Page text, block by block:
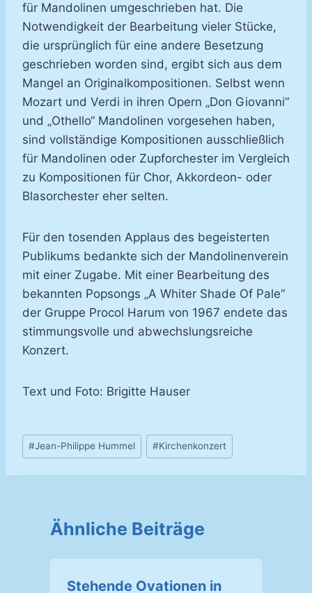
für Mandolinen umgeschrieben hat. Die
Notwendigkeit der Bearbeitung vieler Stücke,
die ursprünglich für eine andere Besetzung
geschrieben worden sind, ergibt sich aus dem
Mangel an Originalkompositionen. Selbst wenn
Mozart und Verdi in ihren Opern „Don Giovanni“
und „Othello“ Mandolinen vorgesehen haben,
sind vollständige Kompositionen ausschließlich
für Mandolinen oder Zupforchester im Vergleich
zu Kompositionen für Chor, Akkordeon- oder
Blasorchester eher selten.
Für den tosenden Applaus des begeisterten
Publikums bedankte sich der Mandolinenverein
mit einer Zugabe. Mit einer Bearbeitung des
bekannten Popsongs „A Whiter Shade Of Pale“
der Gruppe Procol Harum von 1967 endete das
stimmungsvolle und abwechslungsreiche
Konzert.
Text und Foto: Brigitte Hauser
Schlagworte:
#Jean-Philippe Hummel #Kirchenkonzert
Ähnliche Beiträge
Stehende Ovationen in